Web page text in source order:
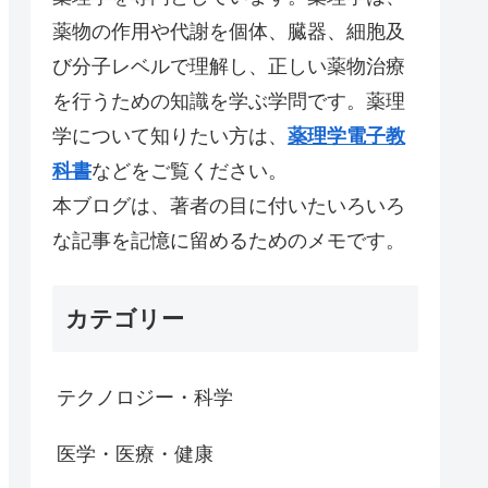
薬物の作用や代謝を個体、臓器、細胞及
び分子レベルで理解し、正しい薬物治療
を行うための知識を学ぶ学問です。薬理
学について知りたい方は、 薬理学電子教
科書などをご覧ください。
本ブログは、著者の目に付いたいろいろ
な記事を記憶に留めるためのメモです。
カテゴリー
テクノロジー・科学
医学・医療・健康